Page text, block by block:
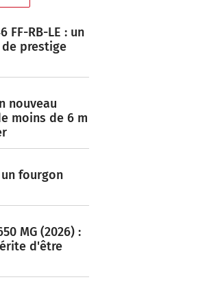
FF-RB-LE : un
prestige
nouveau
moins de 6 m
un fourgon
MG (2026) :
d'être